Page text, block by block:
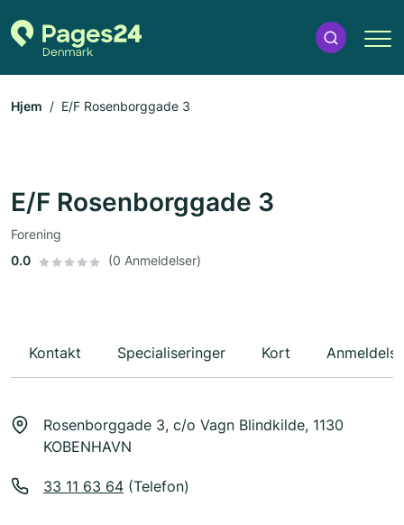
Hjem E/F Rosenborggade 3
E/F Rosenborggade 3
Forening
0.0
(0 Anmeldelser)
Kontakt Specialiseringer Kort
Rosenborggade 3, c/o Vagn Blindkilde, 1130
KOBENHAVN
33 11 63 64 (Telefon)